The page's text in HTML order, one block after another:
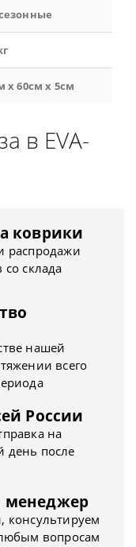
x 60см x 5см
в EVA-
коврики
распродажи
со склада
нашей
всего
России
на
день после
менеджер
консультируем
вопросам